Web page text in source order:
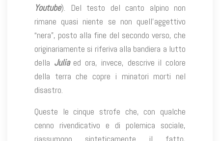
Youtube). Del testo del canto alpino non
rimane quasi niente se non quell’aggettivo
“nera”, posto alla fine del secondo verso, che
originariamente si riferiva alla bandiera a lutto
della Juliaed ora, invece, descrive il colore
della terra che copre i minatori morti nel
disastro.
Queste le cinque strofe che, con qualche
cenno rivendicativo e di polemica sociale,
riassumono sinteticamente il fatto,